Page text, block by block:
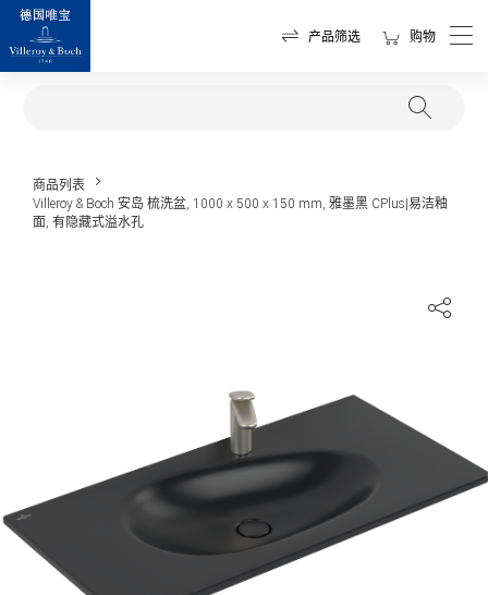
产品筛选 购物
商品列表
Villeroy & Boch 安岛 梳洗盆, 1000 x 500 x 150 mm, 雅墨黑 CPlus|易洁釉
面, 有隐藏式溢水孔